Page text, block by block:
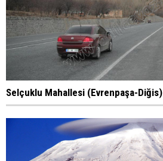
Selçuklu Mahallesi (Evrenpaşa-Diğis)